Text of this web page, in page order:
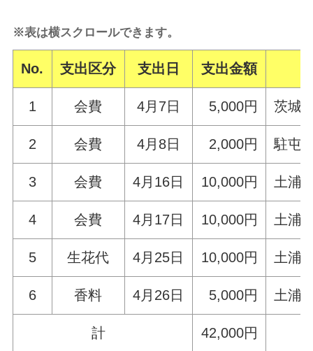
※表は横スクロールできます。
No. 支出区分 支出日 支出金額
1 会費 4月7日 5,000円 茨城
2 会費 4月8日 2,000円 駐屯
3 会費 4月16日 10,000円 土浦
4 会費 4月17日 10,000円 土浦
5 生花代 4月25日 10,000円 土浦
6 香料 4月26日 5,000円 土浦
計 42,000円